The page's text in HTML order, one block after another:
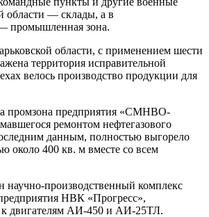
области — склады, а в
промышленная зона.
области, с применением шести
территория исправительной
велось производство продукции для
промзона предприятия «СМНВО-
ремонтом нефтегазового
данным, полностью выгорело
около 400 кв. м вместе со всем
научно-производственный комплекс
НВК «Прогресс»,
к двигателям АИ-450 и АИ-25ТЛ.